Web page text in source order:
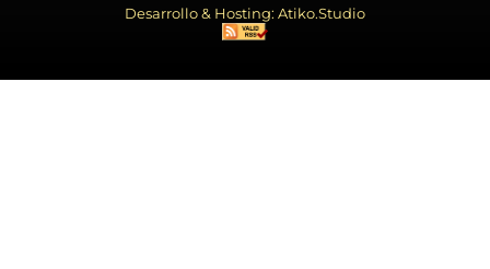
Desarrollo & Hosting: Atiko.Studio